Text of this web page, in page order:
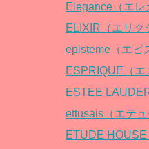
Elegance（エレ
ELIXIR（エリク
episteme（エピ
ESPRIQUE（エ
ESTEE
ettusais（エテュ
ETUDE HOUSE